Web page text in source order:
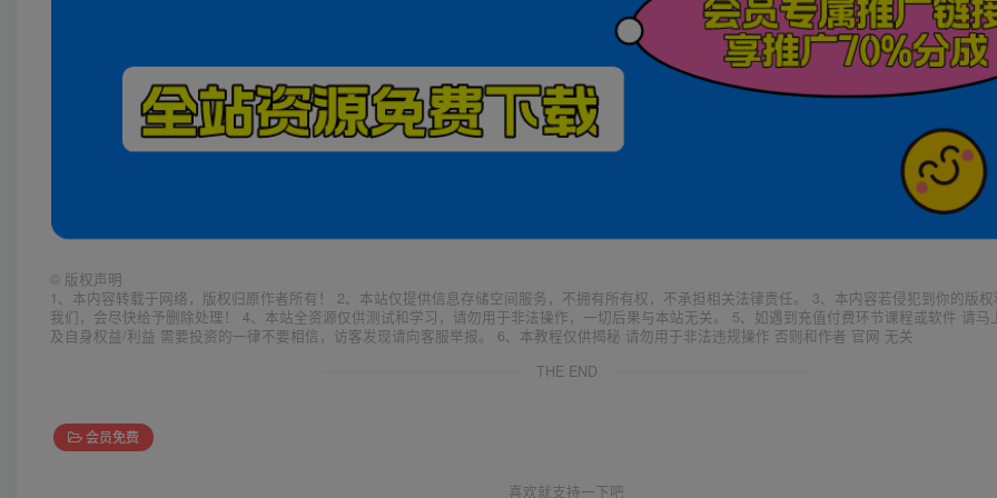
© 版权声明
1、本内容转载于网络，版权归原作者所有！ 2、本站仅提供信息存储空间服务，不拥有所有权，不承担相关法律责任。 3、本内容若侵犯到你的版
我们，会尽快给予删除处理！ 4、本站全资源仅供测试和学习，请勿用于非法操作，一切后果与本站无关。 5、如遇到充值付费环节课程或软件 请马
及自身权益/利益 需要投资的一律不要相信，访客发现请向客服举报。 6、本教程仅供揭秘 请勿用于非法违规操作 否则和作者 官网 无关
THE END
会员免费
喜欢就支持一下吧